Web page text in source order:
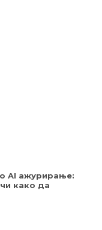
AI ажурирање:
како да